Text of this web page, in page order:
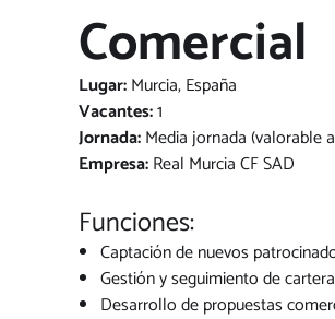
Comercial
Lugar:Murcia, España
Vacantes:1
Jornada:Media jornada (valorable
Empresa:Real Murcia CF SAD
Funciones:
Captación de nuevos
Gestión y seguimiento de
Desarrollo de propuestas